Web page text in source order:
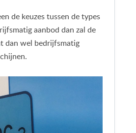
de keuzes tussen de types
aanbod dan zal de
dan wel bedrijfsmatig